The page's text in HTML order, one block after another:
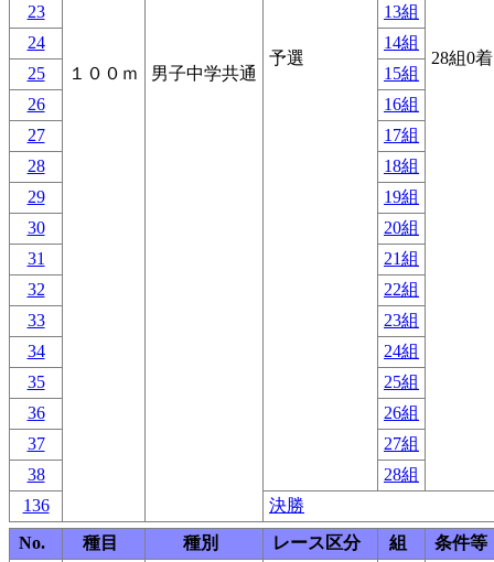
１００ｍ 男子中学共通
予選 28組0
23
13組
24
14組
25
15組
26
16組
27
17組
28
18組
29
19組
30
20組
31
21組
32
22組
33
23組
34
24組
35
25組
36
26組
37
27組
38
28組
136
決勝
No.
種目 種別 レース区分 組
条件等